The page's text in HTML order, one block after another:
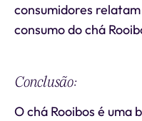
consumidores
consumo do chá
Conclusão:
O chá Rooibos é uma